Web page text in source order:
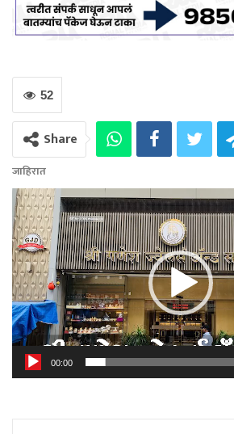
52
Share
जाहिरात
Video
Player
00:00